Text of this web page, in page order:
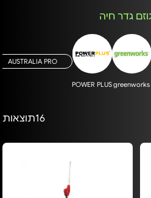
גדר חיה
greenworks
POWER PLUS
AUSTRALIA PRO
16תוצאות